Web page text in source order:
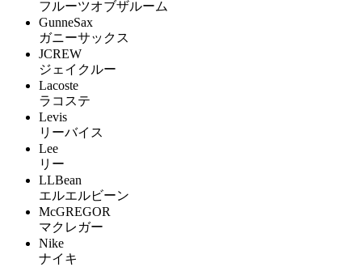
フルーツオブザルーム
GunneSax
ガニーサックス
JCREW
ジェイクルー
Lacoste
ラコステ
Levis
リーバイス
Lee
リー
LLBean
エルエルビーン
McGREGOR
マクレガー
Nike
ナイキ